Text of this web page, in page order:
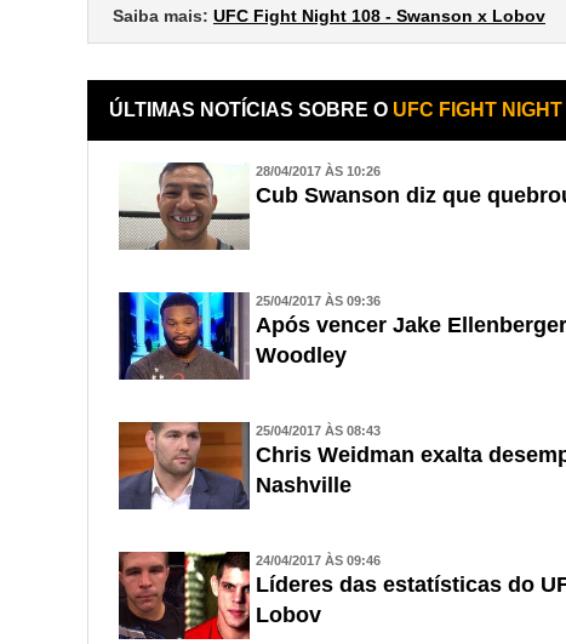
Saiba mais: UFC Fight Night 108 - Swanson x Lobov
ÚLTIMAS NOTÍCIAS SOBRE O UFC FIGHT
28/04/2017 ÀS 10:26
Cub Swanson diz que
25/04/2017 ÀS 09:36
Após vencer Jake
Woodley
25/04/2017 ÀS 08:43
Chris Weidman exalta
Nashville
24/04/2017 ÀS 09:46
Líderes das estatísticas do
Lobov